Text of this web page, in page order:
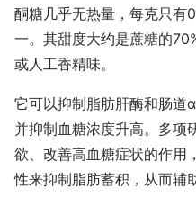
酮糖几乎无热量，每克只有
一。其甜度大约是蔗糖的
或人工香精味。
它可以抑制脂肪肝酶和肠道
并抑制血糖浓度升高。多项
欲、改善高血糖症状的作用
性来抑制脂肪蓄积，从而辅